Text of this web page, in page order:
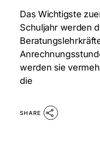
Das Wichtigste
Schuljahr werden
werden sie
die
SHARE